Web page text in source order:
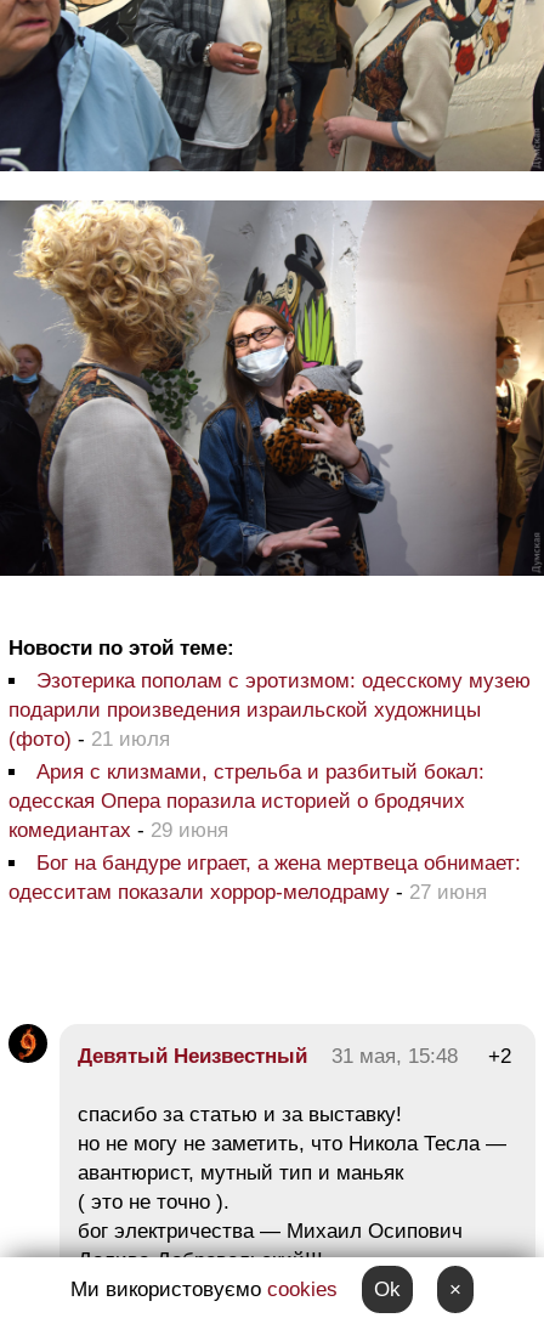
Новости по этой теме:
Эзотерика пополам с эротизмом: одесскому музею
подарили произведения израильской художницы
(фото) - 21 июля
Ария с клизмами, стрельба и разбитый бокал:
одесская Опера поразила историей о бродячих
комедиантах - 29 июня
Бог на бандуре играет, а жена мертвеца обнимает:
одесситам показали хоррор-мелодраму - 27 июня
Девятый Неизвестный 31 мая, 15:48 +2
спасибо за статью и за выставку!
но не могу не заметить, что Никола Тесла —
авантюрист, мутный тип и маньяк
( это не точно ).
бог электричества — Михаил Осипович
Доливо-Добровольский!!!
Ми використовуємо cookies Ok ×